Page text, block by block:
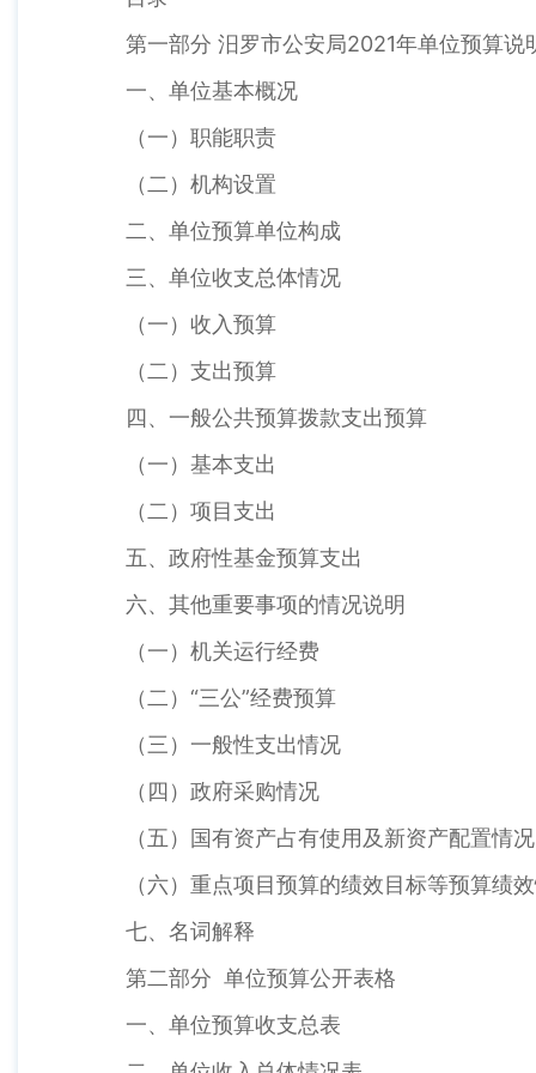
第一部分 汨罗市公安局2021年单位预算说
一、单位基本概况
（一）职能职责
（二）机构设置
二、单位预算单位构成
三、单位收支总体情况
（一）收入预算
（二）支出预算
四、一般公共预算拨款支出预算
（一）基本支出
（二）项目支出
五、政府性基金预算支出
六、其他重要事项的情况说明
（一）机关运行经费
（二）“三公”经费预算
（三）一般性支出情况
（四）政府采购情况
（五）国有资产占有使用及新资产配置情况
（六）重点项目预算的绩效目标等预算绩
七、名词解释
第二部分 单位预算公开表格
一、单位预算收支总表